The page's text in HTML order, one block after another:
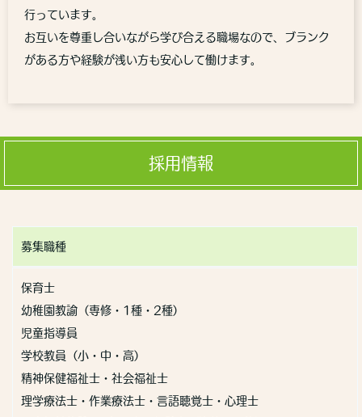
行っています。
お互いを尊重し合いながら学び合える職場なので、ブランク
がある方や経験が浅い方も安心して働けます。
採用情報
募集職種
保育士
幼稚園教諭（専修・1種・2種）
児童指導員
学校教員（小・中・高）
精神保健福祉士・社会福祉士
理学療法士・作業療法士・言語聴覚士・心理士